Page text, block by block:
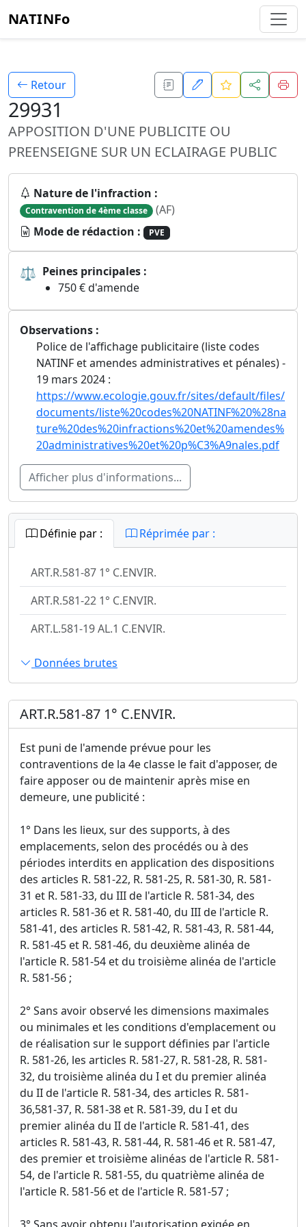
NATINFo
Retour
29931
APPOSITION D'UNE PUBLICITE OU
PREENSEIGNE SUR UN ECLAIRAGE PUBLIC
Nature de l'infraction :
Contravention de 4ème classe (AF)
Mode de rédaction :
PVE
⚖ Peines principales :
750 € d'amende
Observations :
Police de l'affichage publicitaire (liste codes
NATINF et amendes administratives et pénales) -
19 mars 2024 :
https://www.ecologie.gouv.fr/sites/default/files/
documents/liste%20codes%20NATINF%20%28na
ture%20des%20infractions%20et%20amendes%
20administratives%20et%20p%C3%A9nales.pdf
Afficher plus d'informations...
Définie par : Réprimée par :
ART.R.581-87 1° C.ENVIR.
ART.R.581-22 1° C.ENVIR.
ART.L.581-19 AL.1 C.ENVIR.
Données brutes
ART.R.581-87 1° C.ENVIR.
Est puni de l'amende prévue pour les
contraventions de la 4e classe le fait d'apposer, de
faire apposer ou de maintenir après mise en
demeure, une publicité :
1° Dans les lieux, sur des supports, à des
emplacements, selon des procédés ou à des
périodes interdits en application des dispositions
des articles R. 581-22, R. 581-25, R. 581-30, R. 581-
31 et R. 581-33, du III de l'article R. 581-34, des
articles R. 581-36 et R. 581-40, du III de l'article R.
581-41, des articles R. 581-42, R. 581-43, R. 581-44,
R. 581-45 et R. 581-46, du deuxième alinéa de
l'article R. 581-54 et du troisième alinéa de l'article
R. 581-56 ;
2° Sans avoir observé les dimensions maximales
ou minimales et les conditions d'emplacement ou
de réalisation sur le support définies par l'article
R. 581-26, les articles R. 581-27, R. 581-28, R. 581-
32, du troisième alinéa du I et du premier alinéa
du II de l'article R. 581-34, des articles R. 581-
36,581-37, R. 581-38 et R. 581-39, du I et du
premier alinéa du II de l'article R. 581-41, des
articles R. 581-43, R. 581-44, R. 581-46 et R. 581-47,
des premier et troisième alinéas de l'article R. 581-
54, de l'article R. 581-55, du quatrième alinéa de
l'article R. 581-56 et de l'article R. 581-57 ;